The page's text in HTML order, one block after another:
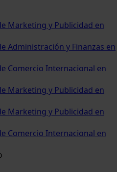
Marketing y Publicidad en
Administración y Finanzas en
Comercio Internacional en
Marketing y Publicidad en
Marketing y Publicidad en
Comercio Internacional en